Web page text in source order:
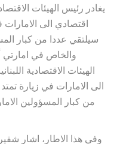
يغادر رئيس الهيئات
سيلتقي عددا من كبار
الهيئات الاقتصادية
من كبار المسؤولين
وفي هذا الاطار، اشار